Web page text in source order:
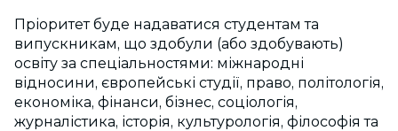
Пріоритет буде надаватися студентам та
випускникам, що здобули (або здобувають)
освіту за спеціальностями: міжнародні
відносини, європейські студії, право, політологія,
економіка, фінанси, бізнес, соціологія,
журналістика, історія, культурологія, філософія та